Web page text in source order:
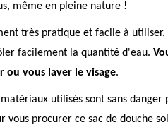
même en pleine nature !
très pratique et facile à
facilement la quantité d'eau.
ou vous laver le visage.
utilisés sont sans
vous procurer ce sac de douche